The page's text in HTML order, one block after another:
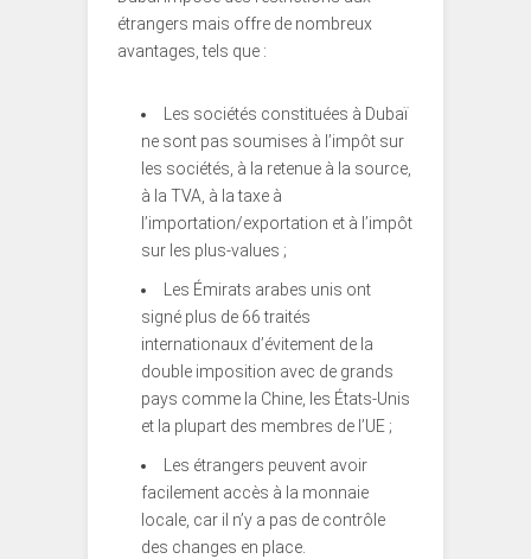
étrangers mais offre de nombreux
avantages, tels que :
Les sociétés constituées à Dubaï
ne sont pas soumises à l’impôt sur
les sociétés, à la retenue à la source,
à la TVA, à la taxe à
l’importation/exportation et à l’impôt
sur les plus-values ;
Les Émirats arabes unis ont
signé plus de 66 traités
internationaux d’évitement de la
double imposition avec de grands
pays comme la Chine, les États-Unis
et la plupart des membres de l’UE ;
Les étrangers peuvent avoir
facilement accès à la monnaie
locale, car il n’y a pas de contrôle
des changes en place.